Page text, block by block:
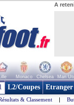
A
Monaco Chelsea Man
L2/Coupes Etranger
& Classement |